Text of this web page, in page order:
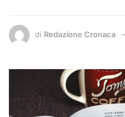
di Redazione Cronaca